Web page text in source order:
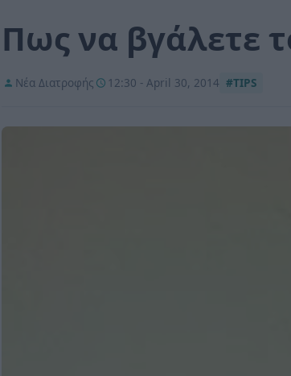
Πως να βγάλετε
Νέα Διατροφής 12:30 - April 30, 2014 #TIPS